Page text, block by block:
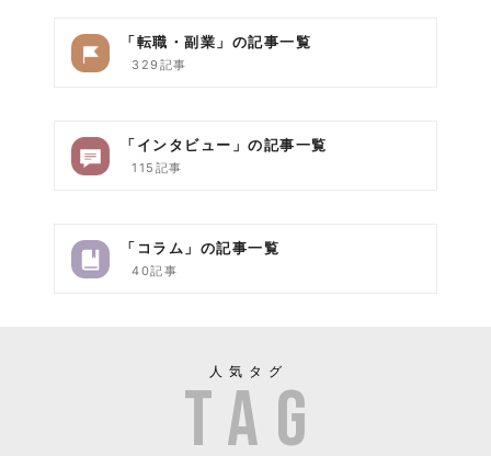
「転職・副業」の記事一覧
329記事
「インタビュー」の記事一覧
115記事
「コラム」の記事一覧
40記事
人気タグ